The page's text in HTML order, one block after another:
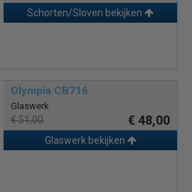
Schorten/Sloven bekijken
Olympia CB716
Glaswerk
€ 51,00 € 48,00
Glaswerk bekijken